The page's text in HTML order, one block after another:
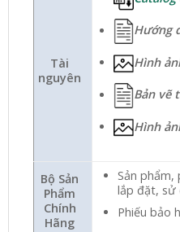
Tài
nguyên
Hướng
Hình
Bản vẽ
Hình
Bộ Sản
Phẩm
Chính
Hãng
Sản
lắp đặt, sử
Phiếu bảo